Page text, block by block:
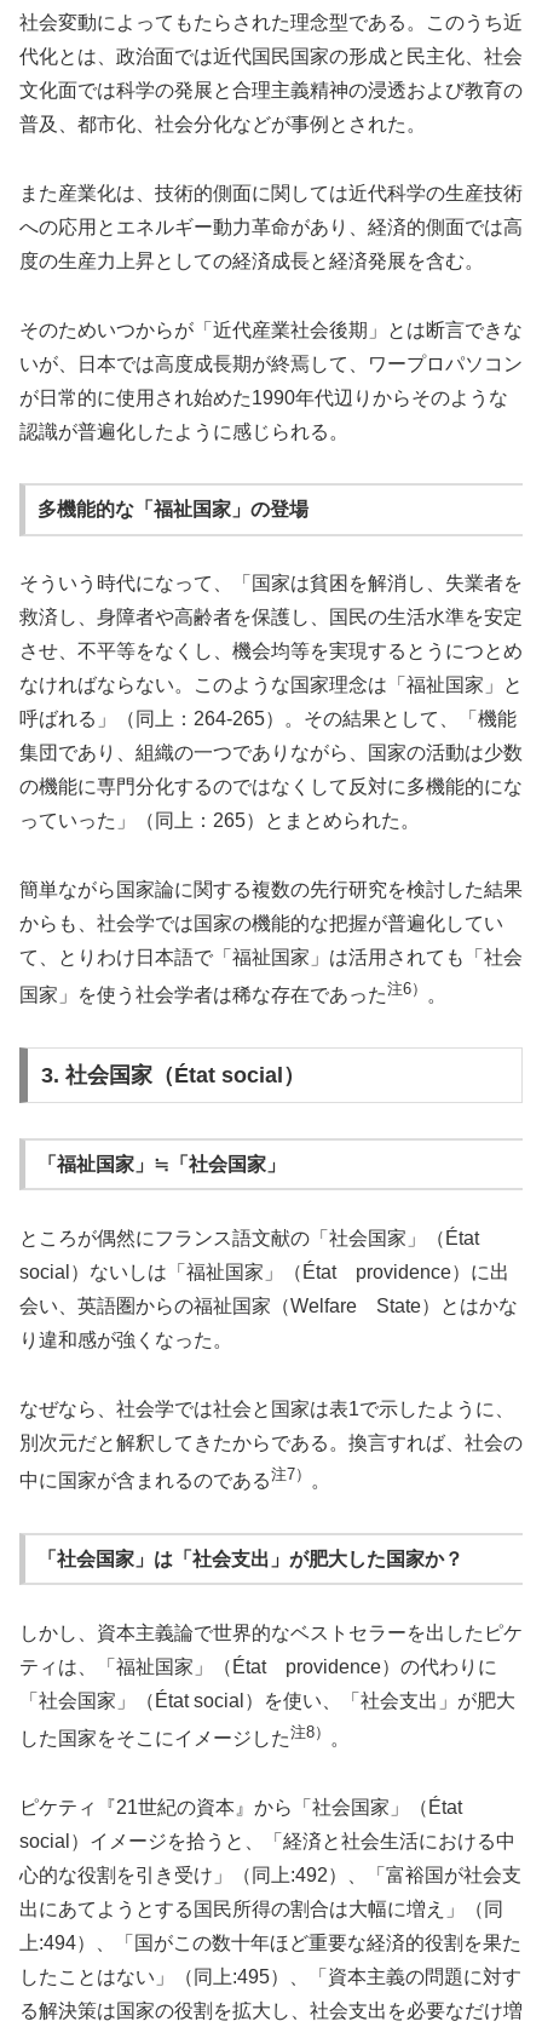
社会変動によってもたらされた理念型である。このうち近
代化とは、政治面では近代国民国家の形成と民主化、社会
文化面では科学の発展と合理主義精神の浸透および教育の
普及、都市化、社会分化などが事例とされた。
また産業化は、技術的側面に関しては近代科学の生産技術
への応用とエネルギー動力革命があり、経済的側面では高
度の生産力上昇としての経済成長と経済発展を含む。
そのためいつからが「近代産業社会後期」とは断言できな
いが、日本では高度成長期が終焉して、ワープロパソコン
が日常的に使用され始めた1990年代辺りからそのような
認識が普遍化したように感じられる。
多機能的な「福祉国家」の登場
そういう時代になって、「国家は貧困を解消し、失業者を
救済し、身障者や高齢者を保護し、国民の生活水準を安定
させ、不平等をなくし、機会均等を実現するとうにつとめ
なければならない。このような国家理念は「福祉国家」と
呼ばれる」（同上：264-265）。その結果として、「機能
集団であり、組織の一つでありながら、国家の活動は少数
の機能に専門分化するのではなくして反対に多機能的にな
っていった」（同上：265）とまとめられた。
簡単ながら国家論に関する複数の先行研究を検討した結果
からも、社会学では国家の機能的な把握が普遍化してい
て、とりわけ日本語で「福祉国家」は活用されても「社会
国家」を使う社会学者は稀な存在であった注6） 。
3. 社会国家（État social）
「福祉国家」≒「社会国家」
ところが偶然にフランス語文献の「社会国家」（État
social）ないしは「福祉国家」（État providence）に出
会い、英語圏からの福祉国家（Welfare State）とはかな
り違和感が強くなった。
なぜなら、社会学では社会と国家は表1で示したように、
別次元だと解釈してきたからである。換言すれば、社会の
中に国家が含まれるのである注7） 。
「社会国家」は「社会支出」が肥大した国家か？
しかし、資本主義論で世界的なベストセラーを出したピケ
ティは、「福祉国家」（État providence）の代わりに
「社会国家」（État social）を使い、「社会支出」が肥大
した国家をそこにイメージした注8） 。
ピケティ『21世紀の資本』から「社会国家」（État
social）イメージを拾うと、「経済と社会生活における中
心的な役割を引き受け」（同上:492）、「富裕国が社会支
出にあてようとする国民所得の割合は大幅に増え」（同
上:494）、「国がこの数十年ほど重要な経済的役割を果た
したことはない」（同上:495）、「資本主義の問題に対す
る解決策は国家の役割を拡大し、社会支出を必要なだけ増